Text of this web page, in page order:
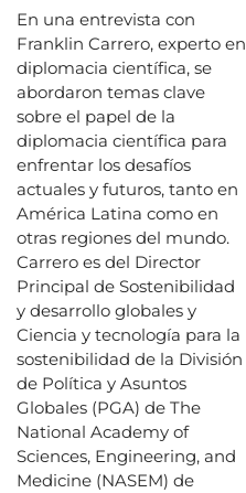
En una entrevista con
Franklin Carrero, experto en
diplomacia científica, se
abordaron temas clave
sobre el papel de la
diplomacia científica para
enfrentar los desafíos
actuales y futuros, tanto en
América Latina como en
otras regiones del mundo.
Carrero es del Director
Principal de Sostenibilidad
y desarrollo globales y
Ciencia y tecnología para la
sostenibilidad de la División
de Política y Asuntos
Globales (PGA) de The
National Academy of
Sciences, Engineering, and
Medicine (NASEM) de